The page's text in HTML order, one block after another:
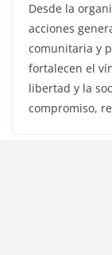
Desde la
acciones
comunitaria y
fortalecen el
libertad y la
compromiso,